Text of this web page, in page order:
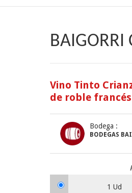
BAIGORRI
Vino Tinto
de roble
Bodega :
BODEGAS
1 Ud